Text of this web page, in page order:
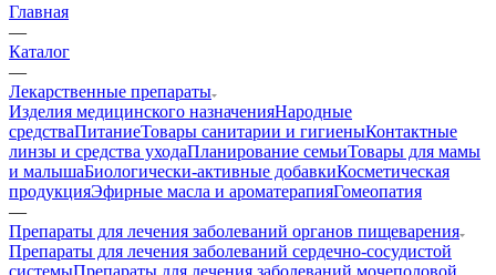
Главная
—
Каталог
—
Лекарственные препараты
Изделия медицинского назначенияНародные
средстваПитаниеТовары санитарии и гигиеныКонтактные
линзы и средства уходаПланирование семьиТовары для мамы
и малышаБиологически-активные добавкиКосметическая
продукцияЭфирные масла и ароматерапияГомеопатия
—
Препараты для лечения заболеваний органов пищеварения
Препараты для лечения заболеваний сердечно-сосудистой
системыПрепараты для лечения заболеваний мочеполовой